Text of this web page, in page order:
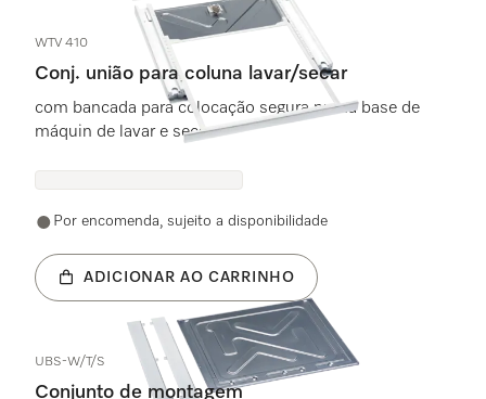
WTV 410
Conj. união para coluna lavar/secar
com bancada para colocação segura numa base de
máquin de lavar e secar.
Por encomenda, sujeito a disponibilidade
ADICIONAR AO CARRINHO
UBS-W/T/S
Conjunto de montagem